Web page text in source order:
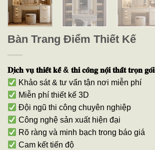
Bàn Trang Điểm Thiết Kế
𝐃𝐢̣𝐜𝐡 𝐯𝐮̣ 𝐭𝐡𝐢𝐞̂́𝐭 𝐤𝐞̂́ & 𝐭𝐡𝐢 𝐜𝐨̂𝐧𝐠 𝐧𝐨̣̂𝐢 𝐭𝐡𝐚̂́𝐭 𝐭𝐫𝐨̣𝐧 𝐠𝐨́𝐢
Khảo sát & tư vấn tận nơi miễn phí
Miễn phí thiết kế 3D
Đội ngũ thi công chuyên nghiệp
Công nghệ sản xuất hiện đại
Rõ ràng và minh bạch trong báo giá
Cam kết tiến độ